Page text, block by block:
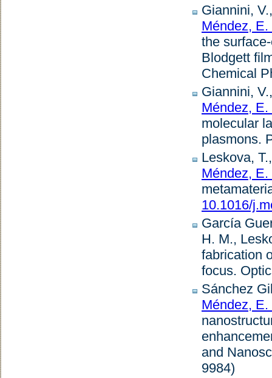
Giannini,
Méndez, E.
the
Blodgett
Chemical
Giannini,
Méndez, E.
molecular
plasmons.
Leskova,
Méndez, E.
10.1016/
García
H. M.,
fabrication
focus.
Sánchez
Méndez, E.
and
9984)